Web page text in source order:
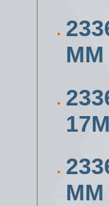
ММ
ММ